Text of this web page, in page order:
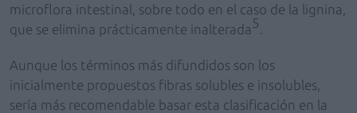
microflora intestinal, sobre todo en el caso de la lignina,
que se elimina prácticamente inalterada 5
Aunque los términos más difundidos son los
inicialmente propuestos fibras solubles e insolubles,
sería más recomendable basar esta clasificación en la